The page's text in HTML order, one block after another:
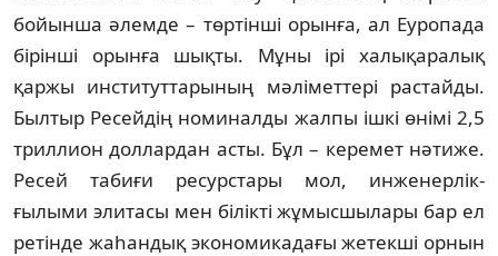
бойынша әлем­­де – төр­тін­ші орынға, ал Еуропада
бірін­­ші орынға шықты. Мұны ірі халық­аралық
қаржы институттарының мәлімет­тері рас­тайды.
Был­тыр Ресейдің номиналды жалпы ішкі өнімі 2,5
триллион доллардан асты. Бұл – керемет нәтиже.
Ресей табиғи ресурстары мол, инженерлік-
ғылыми элита­сы мен білікті жұмысшылары бар ел
ретінде жаһан­дық экономикадағы жетекші орнын